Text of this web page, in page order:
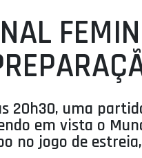
20h30, uma
em vista o
no jogo de